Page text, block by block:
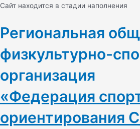
Перейти
содержимому
Cайт находится в стадии наполнения
Региональная
физкультурно-
организация
«Федерация
ориентирования
Навигация
записям